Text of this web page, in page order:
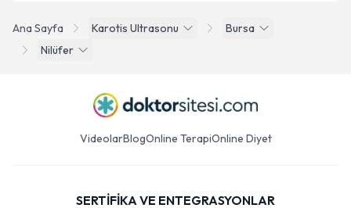
Ana Sayfa Karotis Ultrasonu
Bursa
Nilüfer
VideolarBlogOnline TerapiOnline Diyet
SERTİFİKA VE ENTEGRASYONLAR